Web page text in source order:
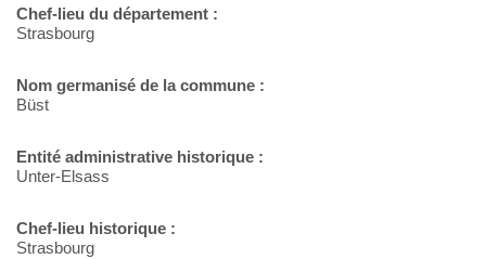
Chef-lieu du département :
Strasbourg
Nom germanisé de la commune :
Büst
Entité administrative historique :
Unter-Elsass
Chef-lieu historique :
Strasbourg